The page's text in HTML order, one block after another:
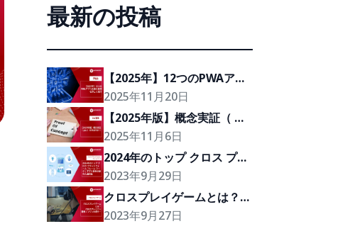
最新の投稿
【2025年】12つのPWAアプ
リの導入事例を詳しく紹介
2025年11月20日
【2025年版】概念実証（
poc ）の次は何か？
2025年11月6日
2024年のトップ クロス プラ
ットフォーム フレーム ワー
ク：アプリ開発の優れた選択
肢
2023年9月29日
クロスプレイゲームとは？ク
ロスプレイゲーム開発エンジ
2023年9月27日